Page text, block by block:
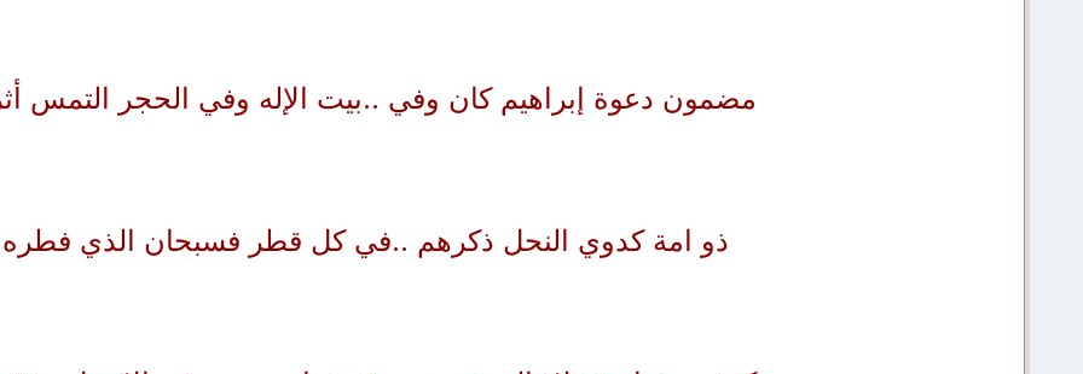
مضمون دعوة إبراهيم كان وفي ..بيت الإله وفي الحجر التمس
ذو امة كدوي النحل ذكرهم ..في كل قطر فسبحان الذي فطره